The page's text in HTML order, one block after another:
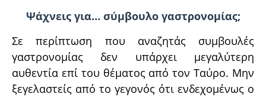
Ψάχνεις για… σύμβουλο γαστρονομίας;
Σε περίπτωση που αναζητάς συμβουλές
γαστρονομίας δεν υπάρχει μεγαλύτερη
αυθεντία επί του θέματος από τον Ταύρο. Μην
ξεγελαστείς από το γεγονός ότι ενδεχομένως ο